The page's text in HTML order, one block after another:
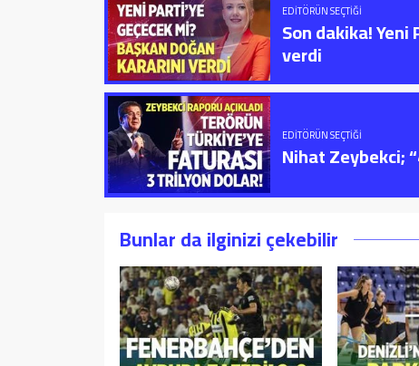
EDITÖRÜN SEÇTIĞI
Son dakika! Yeni
verdi
EDITÖRÜN SEÇTIĞI
Nihat Zeybekci;
Bunlar da ilginizi çekebilir